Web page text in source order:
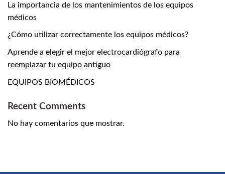
La importancia de los mantenimientos de los equipos
médicos
¿Cómo utilizar correctamente los equipos médicos?
Aprende a elegir el mejor electrocardiógrafo para
reemplazar tu equipo antiguo
EQUIPOS BIOMÉDICOS
Recent Comments
No hay comentarios que mostrar.